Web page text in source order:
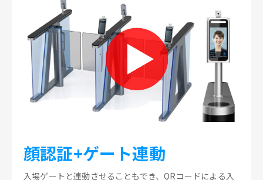
顔認証+ゲート連動
入場ゲートと連動させることもでき、QRコードによる入